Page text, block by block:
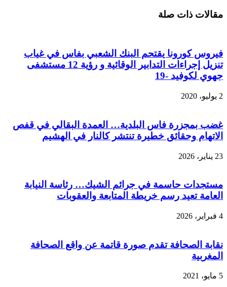
مقالات ذات صلة
فيروس كورونا يقتحم البنك الشعبي بفاس في غياب
تنزيل إجراءات التدابير الوقائية و رؤية 12 مستشفى
جهوي لكوفيد -19
2 يوليو، 2020
غضب بمجزرة فاس البلدية… العمدة البقالي في قفص
الاتهام وحقائق خطيرة تنتشر كالنار في الهشيم
23 يناير، 2026
مستجدات حاسمة في جرائم الشيك… رئاسة النيابة
العامة تعيد رسم خريطة المتابعة والعقوبات
4 فبراير، 2026
نقابة الصحافة تقدم صورة قاتمة عن واقع الصحافة
المغربية
5 مايو، 2021